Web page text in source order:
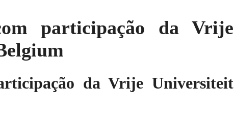
participação da Vrije
da Vrije Universiteit